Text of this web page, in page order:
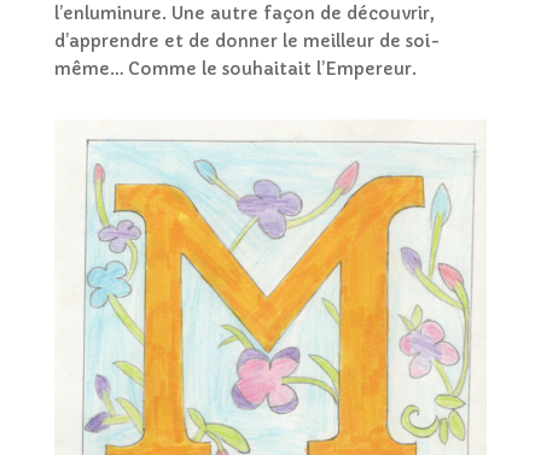
l’enluminure. Une autre façon de découvrir,
d’apprendre et de donner le meilleur de soi-
même… Comme le souhaitait l’Empereur.